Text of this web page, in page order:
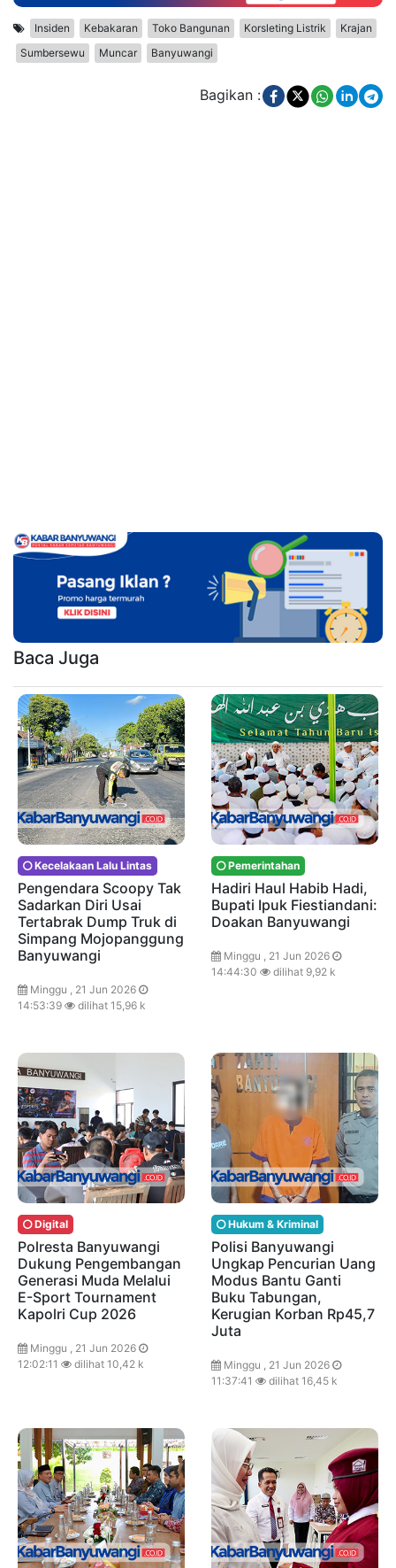
Insiden Kebakaran Toko Bangunan Korsleting Listrik
Krajan
Sumbersewu
Muncar Banyuwangi
Bagikan :
Baca Juga
Kecelakaan Lalu Lintas
Pengendara Scoopy Tak
Sadarkan Diri Usai
Tertabrak Dump Truk di
Simpang Mojopanggung
Banyuwangi
Minggu , 21 Jun 2026
14:53:39
dilihat 15,96 k
Pemerintahan
Hadiri Haul Habib Hadi,
Bupati Ipuk Fiestiandani:
Doakan Banyuwangi
Minggu , 21 Jun 2026
14:44:30
dilihat 9,92 k
Digital
Polresta Banyuwangi
Dukung Pengembangan
Generasi Muda Melalui
E-Sport Tournament
Kapolri Cup 2026
Minggu , 21 Jun 2026
12:02:11
dilihat 10,42 k
Hukum & Kriminal
Polisi Banyuwangi
Ungkap Pencurian Uang
Modus Bantu Ganti
Buku Tabungan,
Kerugian Korban Rp45,7
Juta
Minggu , 21 Jun 2026
11:37:41
dilihat 16,45 k